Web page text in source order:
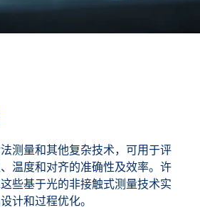
测量和其他复杂技术，可用于评
温度和对齐的准确性及效率。许
些基于光的非接触式测量技术实
计和过程优化。